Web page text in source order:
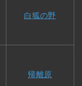
白狐の野
帰離原